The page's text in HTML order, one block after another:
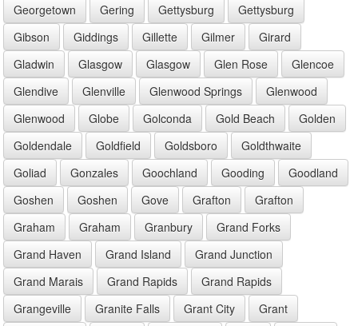
Georgetown
Gering Gettysburg
Gettysburg
Gibson
Giddings Gillette Gilmer
Girard
Gladwin
Glasgow Glasgow Glen Rose
Glencoe
Glendive
Glenville Glenwood Springs
Glenwood
Glenwood
Globe Golconda Gold Beach
Golden
Goldendale
Goldfield Goldsboro
Goldthwaite
Goliad
Gonzales Goochland Gooding
Goodland
Goshen
Goshen Gove Grafton
Grafton
Graham
Graham Granbury
Grand Forks
Grand Haven
Grand Island
Grand Junction
Grand Marais
Grand Rapids
Grand Rapids
Grangeville
Granite Falls Grant City
Grant